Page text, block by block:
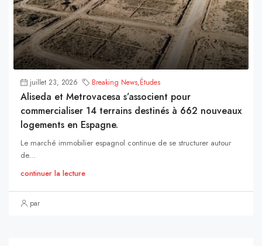
juillet 23, 2026 Breaking News,Études
Aliseda et Metrovacesa s’associent pour
commercialiser 14 terrains destinés à 662 nouveaux
logements en Espagne.
Le marché immobilier espagnol continue de se structurer autour
de...
continuer la lecture
par